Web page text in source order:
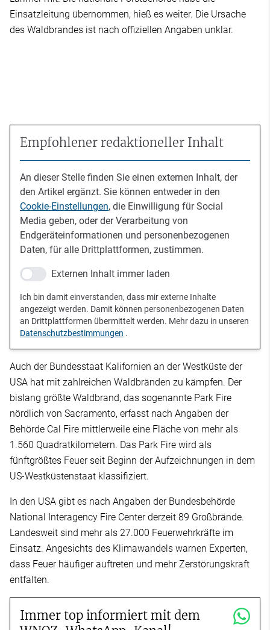
Einsatzleitung übernommen, hieß es weiter. Die Ursache
des Waldbrandes ist nach offiziellen Angaben unklar.
Empfohlener redaktioneller Inhalt
An dieser Stelle finden Sie einen externen Inhalt, der
den Artikel ergänzt. Sie können entweder in den
Cookie-Einstellungen, die Einwilligung für Social
Media geben, oder der Verarbeitung von
Endgeräteinformationen und personenbezogenen
Daten, für alle Drittplattformen, zustimmen.
Externen Inhalt immer laden
Ich bin damit einverstanden, dass mir externe Inhalte
angezeigt werden. Damit können personenbezogenen Daten
an Drittplattformen übermittelt werden. Mehr dazu in unseren
Datenschutzbestimmungen .
Auch der Bundesstaat Kalifornien an der Westküste der
USA hat mit zahlreichen Waldbränden zu kämpfen. Der
bislang größte Waldbrand, das sogenannte Park Fire
nördlich von Sacramento, erfasst nach Angaben der
Behörde Cal Fire mittlerweile eine Fläche von mehr als
1.560 Quadratkilometern. Das Park Fire wird als
fünftgrößtes Feuer seit Beginn der Aufzeichnungen in dem
US-Westküstenstaat klassifiziert.
In den USA gibt es nach Angaben der Bundesbehörde
National Interagency Fire Center derzeit 89 Großbrände.
Landesweit sind mehr als 27.000 Feuerwehrkräfte im
Einsatz. Angesichts des Klimawandels warnen Experten,
dass Feuer häufiger auftreten und mehr Zerstörungskraft
entfalten.
Immer top informiert mit dem